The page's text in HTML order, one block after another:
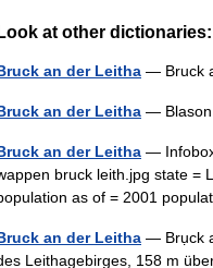
Look at other dictionaries:
an der Leitha — Bruck
an der Leitha —
an der Leitha —
bruck leith.jpg state =
as of = 2001
an der Leitha — Brụck
Leithagebirges, 158 m